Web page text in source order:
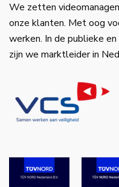
We zetten
onze klanten. Met oog
werken. In de publieke
zijn we marktleider in